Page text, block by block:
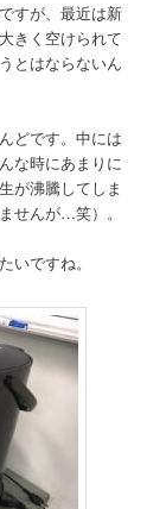
すが、最近は新
きく空けられて
とはならないん
どです。中には
な時にあまりに
が沸騰してしま
せんが…笑）。
いですね。